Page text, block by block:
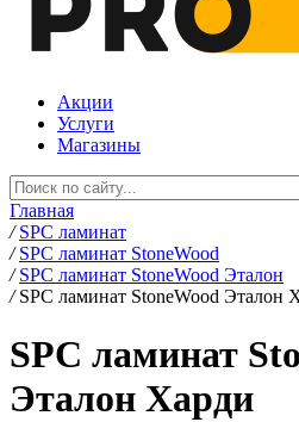
Акции
Услуги
Магазины
Главная
/ SPC ламинат
/ SPC ламинат StoneWood
/ SPC ламинат StoneWood Эталон
/ SPC ламинат StoneWood Эталон
SPC ламинат
Эталон Харди